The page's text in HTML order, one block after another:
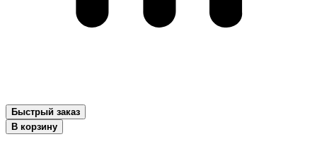
Быстрый заказ
В корзину